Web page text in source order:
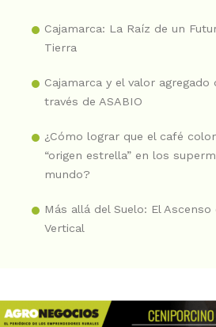
Cajamarca: La Raíz de un
Tierra
Cajamarca y el valor agregado
través de ASABIO
¿Cómo lograr que el café
“origen estrella” en los
mundo?
Más allá del Suelo: El
Vertical